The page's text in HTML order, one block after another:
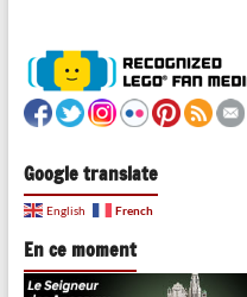
Google translate
English French
En ce moment